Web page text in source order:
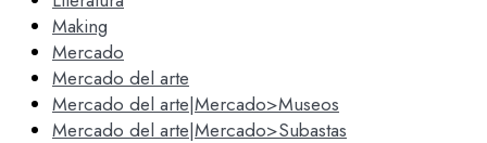
Making
Mercado
Mercado del arte
Mercado del arte|Mercado>Museos
Mercado del arte|Mercado>Subastas